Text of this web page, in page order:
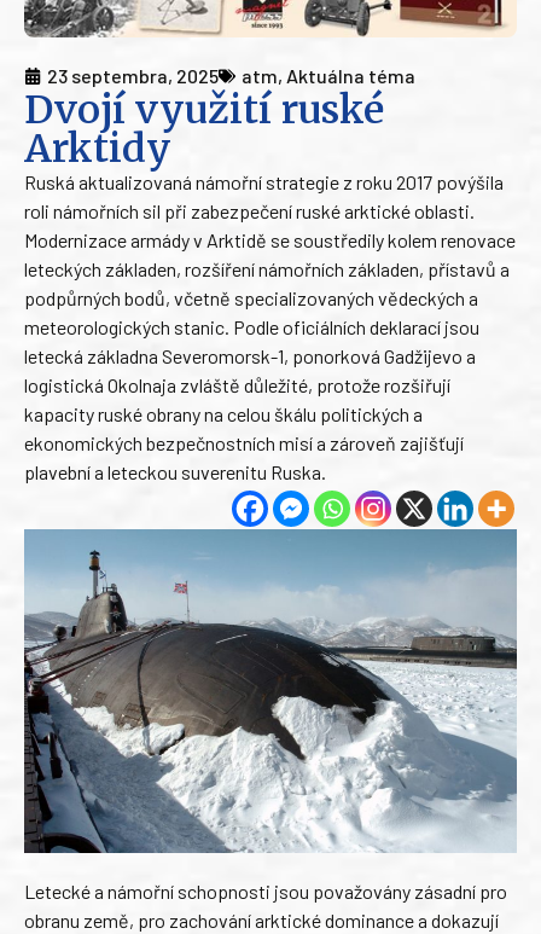
23 septembra, 2025 atm, Aktuálna téma
Dvojí využití ruské
Arktidy
Ruská aktualizovaná námořní strategie z roku 2017 povýšila
roli námořních sil při zabezpečení ruské arktické oblasti.
Modernizace armády v Arktidě se soustředily kolem renovace
leteckých základen, rozšíření námořních základen, přístavů a
podpůrných bodů, včetně specializovaných vědeckých a
meteorologických stanic. Podle oficiálních deklarací jsou
letecká základna Severomorsk-1, ponorková Gadžijevo a
logistická Okolnaja zvláště důležité, protože rozšiřují
kapacity ruské obrany na celou škálu politických a
ekonomických bezpečnostních misí a zároveň zajišťují
plavební a leteckou suverenitu Ruska.
Letecké a námořní schopnosti jsou považovány zásadní pro
obranu země, pro zachování arktické dominance a dokazují